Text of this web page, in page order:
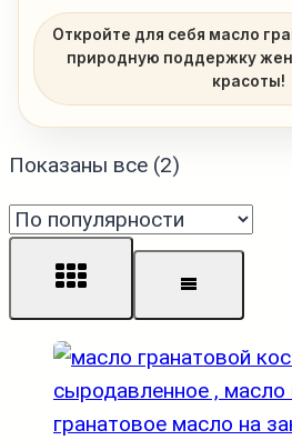
Откройте для себя масло
природную поддержку
красоты!
Показаны все (2)